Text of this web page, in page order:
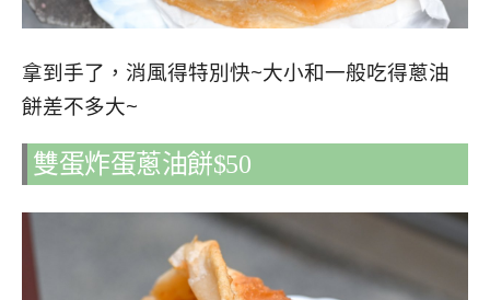
拿到手了，消風得特別快~大小和一般吃得蔥油
餅差不多大~
雙蛋炸蛋蔥油餅$50